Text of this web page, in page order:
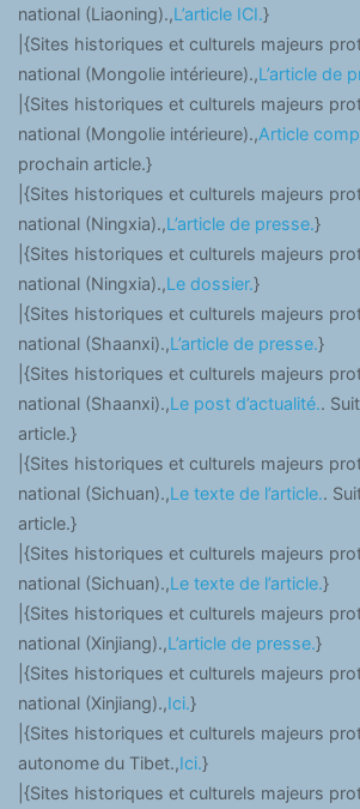
national (Liaoning).,L’article ICI.}
|{Sites historiques et culturels majeurs
national (Mongolie intérieure).,L’article de
|{Sites historiques et culturels majeurs
national (Mongolie intérieure).,Article
prochain article.}
|{Sites historiques et culturels majeurs
national (Ningxia).,L’article de presse.}
|{Sites historiques et culturels majeurs
national (Ningxia).,Le dossier.}
|{Sites historiques et culturels majeurs
national (Shaanxi).,L’article de presse.}
|{Sites historiques et culturels majeurs
national (Shaanxi).,Le post d’actualité..
article.}
|{Sites historiques et culturels majeurs
national (Sichuan).,Le texte de l’article..
article.}
|{Sites historiques et culturels majeurs
national (Sichuan).,Le texte de l’article.}
|{Sites historiques et culturels majeurs
national (Xinjiang).,L’article de presse.}
|{Sites historiques et culturels majeurs
national (Xinjiang).,Ici.}
|{Sites historiques et culturels majeurs
autonome du Tibet.,Ici.}
|{Sites historiques et culturels majeurs